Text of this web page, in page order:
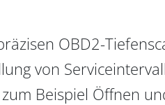
OBD2-
von
Beispiel Öffnen